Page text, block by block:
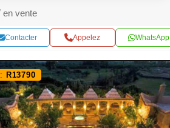
en vente
Contacter Appelez WhatsApp
R13790